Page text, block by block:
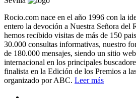
Rocio.com nace en el año 1996 con la
entero la devoción a Nuestra Señora del
hemos recibido visitas de más de 150
30.000 consultas informativas, nuestro
de 180.000 mensajes, siendo un sitio
internacional en los principales
finalista en la Edición de los Premios a
organizado por ABC. Leer más